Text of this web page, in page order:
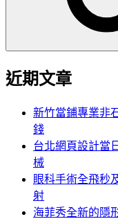
近期文章
新竹當鋪專業非
錢
台北網頁設計當
械
眼科手術全飛秒
射
海菲秀全新的隱